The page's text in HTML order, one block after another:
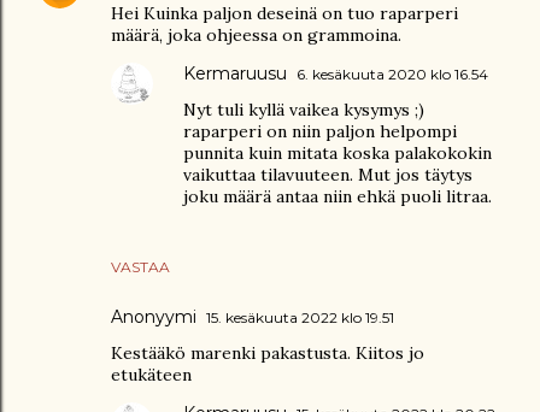
Hei Kuinka paljon deseinä on tuo raparperi
määrä, joka ohjeessa on grammoina.
VASTAA
Kermaruusu 6. kesäkuuta 2020 klo 16.54
Nyt tuli kyllä vaikea kysymys ;)
raparperi on niin paljon helpompi
punnita kuin mitata koska palakokokin
vaikuttaa tilavuuteen. Mut jos täytys
joku määrä antaa niin ehkä puoli litraa.
Anonyymi 15. kesäkuuta 2022 klo 19.51
Kestääkö marenki pakastusta. Kiitos jo
etukäteen